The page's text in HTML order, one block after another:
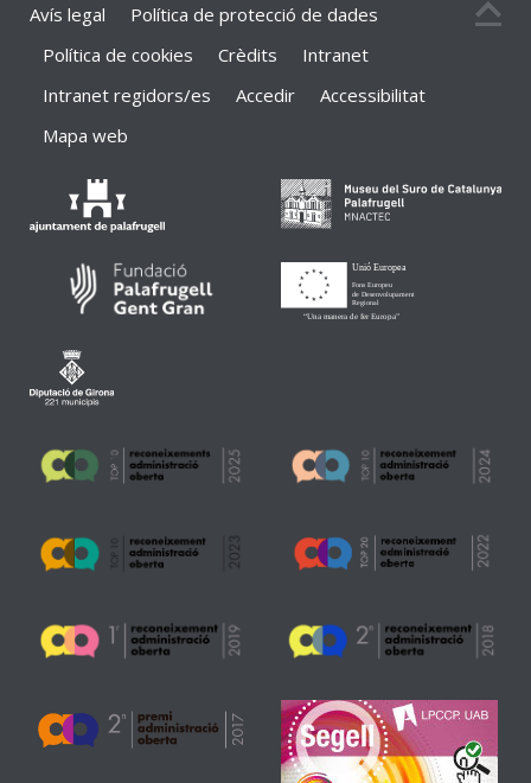
Avís legal
Política de protecció de dades
Política de cookies
Crèdits
Intranet
Intranet regidors/es
Accedir
Accessibilitat
Mapa web